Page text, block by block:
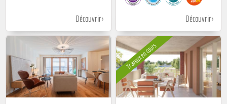
Découvrir Découvrir
Travaux en cours